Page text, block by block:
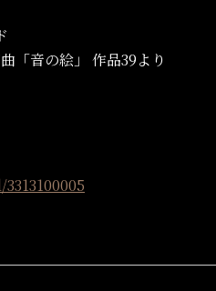
「音の絵」 作品39より